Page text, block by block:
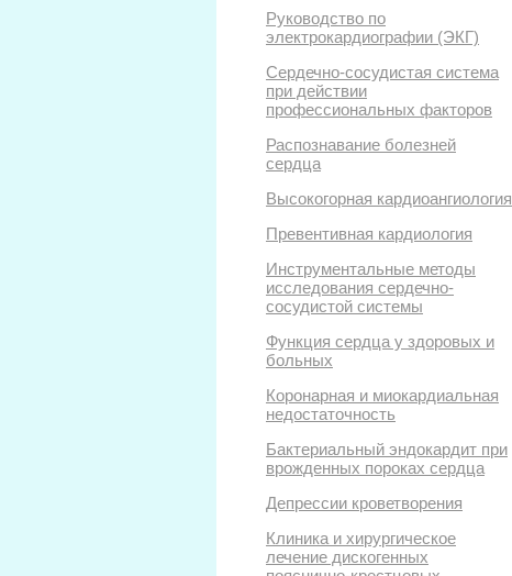
Руководство по
электрокардиографии (ЭКГ)
Сердечно-сосудистая система
при действии
профессиональных факторов
Распознавание болезней
сердца
Высокогорная кардиоангиология
Превентивная кардиология
Инструментальные методы
исследования сердечно-
сосудистой системы
Функция сердца у здоровых и
больных
Коронарная и миокардиальная
недостаточность
Бактериальный эндокардит при
врожденных пороках сердца
Депрессии кроветворения
Клиника и хирургическое
лечение дискогенных